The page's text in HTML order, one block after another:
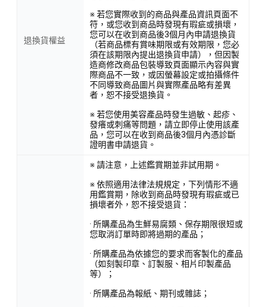
退換貨權益
※ 若您實際收到的商品與產品資訊頁面不
符，或您收到商品時發現有瑕疵或損壞，
您可以在收到商品後3個月內申請退換貨
（若商品標有賞味期限或有效期限，您必
須在該期限內提出退換貨申請），但因製
造商修改商品包裝導致頁面顯示內容與實
際商品不一致，或因螢幕設定或拍攝條件
不同導致商品圖片與實際產品略有差異
者，恕不接受退換貨。
※ 若您使用美容產品時發生過敏、起疹、
發癢或刺痛等問題，請立即停止使用該產
品，您可以在收到商品後3個月內憑診斷
證明書申請退貨。
※ 請注意，上述鑑賞期並非試用期。
※ 依照適用法律法規規定，下列情形不適
用鑑賞期，除收到商品時發現有瑕疵或已
損壞者外，恕不接受退貨：
· 所購產品為生鮮易腐類、保存期限很短或
您取消訂單時即將過期的產品；
· 所購產品為依據您的要求而客製化的產品
（如刻製印章、訂製服、相片印製產品
等）；
· 所購產品為報紙、期刊或雜誌；